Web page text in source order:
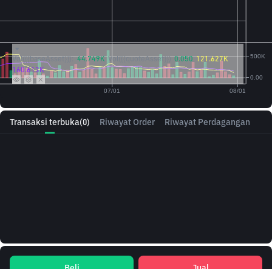
Transaksi terbuka(0) Riwayat Order Riwayat Perdagangan
Vol({{baseAsset}}): 44.749K Vol({{quoteAsset}}) 0.050 121.627K
160.613K